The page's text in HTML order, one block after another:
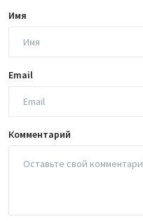
Имя
Email
Комментарий